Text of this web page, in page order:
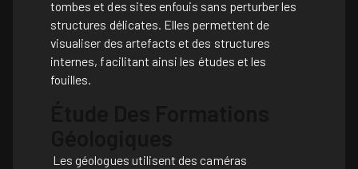
tombes et des sites enfouis sans perturber les
structures délicates. Elles permettent de
visualiser des artefacts et des structures
internes, facilitant ainsi les études et les
fouilles.
Les géologues utilisent des caméras